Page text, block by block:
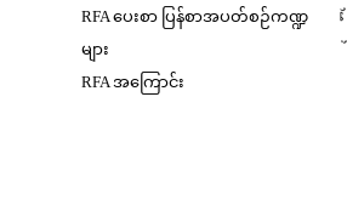
RFA ပေးစာ ပြန်စာအပတ်စဉ်ကဏ္ဍ
များ
RFA အကြောင်း